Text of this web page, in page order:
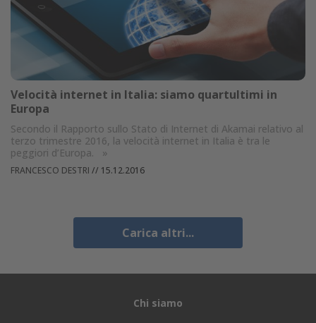
Velocità internet in Italia: siamo quartultimi in
Europa
Secondo il Rapporto sullo Stato di Internet di Akamai relativo al
terzo trimestre 2016, la velocità internet in Italia è tra le
peggiori d’Europa.
»
FRANCESCO DESTRI // 15.12.2016
Carica altri...
Chi siamo